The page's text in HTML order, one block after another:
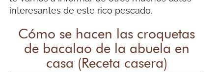
interesantes de este rico pescado.
Cómo se hacen las croquetas
de bacalao de la abuela en
casa (Receta casera)